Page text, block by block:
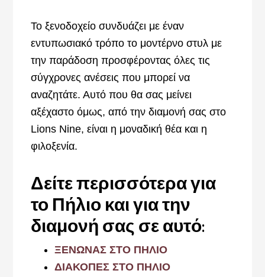
Το ξενοδοχείο συνδυάζει με έναν
εντυπωσιακό τρόπο το μοντέρνο στυλ με
την παράδοση προσφέροντας όλες τις
σύγχρονες ανέσεις που μπορεί να
αναζητάτε. Αυτό που θα σας μείνει
αξέχαστο όμως, από την διαμονή σας στο
Lions Nine, είναι η μοναδική θέα και η
φιλοξενία.
Δείτε περισσότερα για
το Πήλιο και για την
διαμονή σας σε αυτό:
ΞΕΝΩΝΑΣ ΣΤΟ ΠΗΛΙΟ
ΔΙΑΚΟΠΕΣ ΣΤΟ ΠΗΛΙΟ